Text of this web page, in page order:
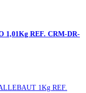
1,01Kg REF. CRM-DR-